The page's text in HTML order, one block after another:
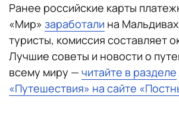
Ранее российские карты
«Мир» заработали на
туристы, комиссия составляет
Лучшие советы и новости о
всему миру — читайте в разделе
«Путешествия» на сайте